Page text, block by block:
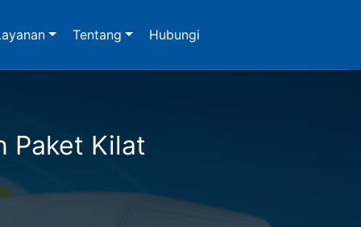
Tentang Hubungi
Paket Kilat